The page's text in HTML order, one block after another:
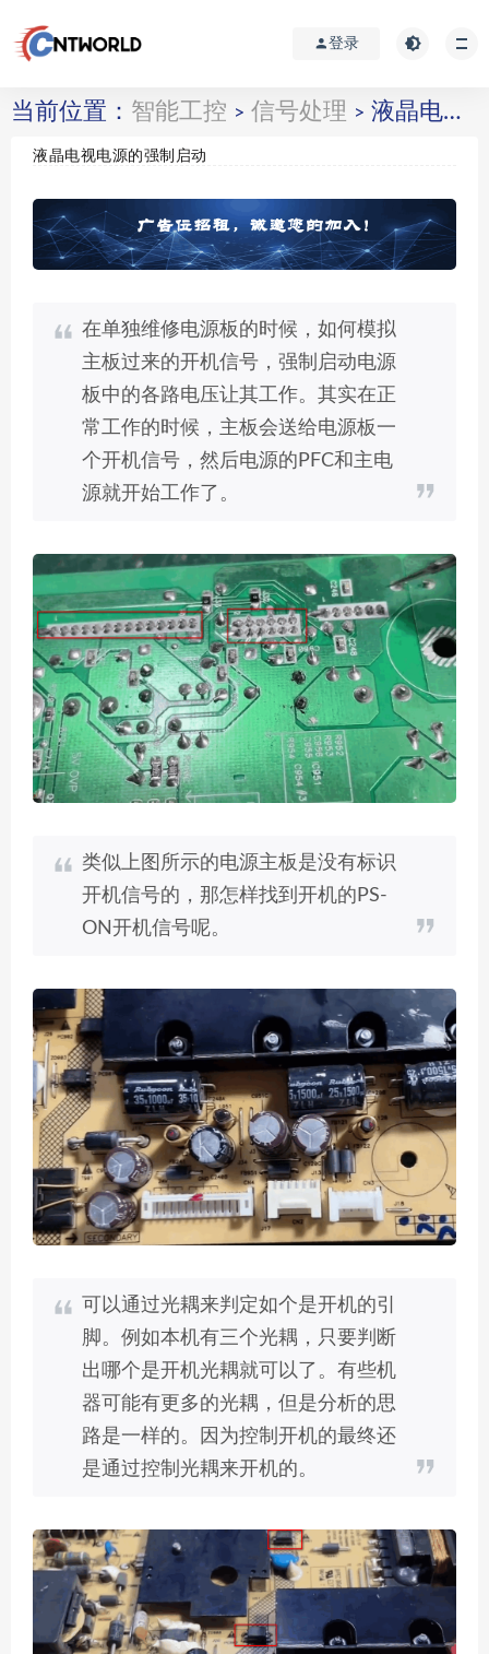
登录
当前位置： 智能工控 > 信号处理 > 液晶电视电源的强制启动
液晶电视电源的强制启动
在单独维修电源板的时候，如何模拟
主板过来的开机信号，强制启动电源
板中的各路电压让其工作。其实在正
常工作的时候，主板会送给电源板一
个开机信号，然后电源的PFC和主电
源就开始工作了。
类似上图所示的电源主板是没有标识
开机信号的，那怎样找到开机的PS-
ON开机信号呢。
可以通过光耦来判定如个是开机的引
脚。例如本机有三个光耦，只要判断
出哪个是开机光耦就可以了。有些机
器可能有更多的光耦，但是分析的思
路是一样的。因为控制开机的最终还
是通过控制光耦来开机的。